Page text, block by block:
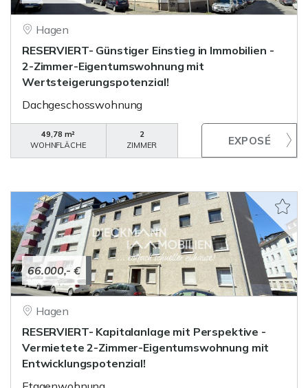
Hagen
RESERVIERT- Günstiger Einstieg in Immobilien -
2-Zimmer-Eigentumswohnung mit
Wertsteigerungspotenzial!
Dachgeschosswohnung
49,78 m²
WOHNFLÄCHE
2
ZIMMER
66.000,- €
Hagen
RESERVIERT- Kapitalanlage mit Perspektive -
Vermietete 2-Zimmer-Eigentumswohnung mit
Entwicklungspotenzial!